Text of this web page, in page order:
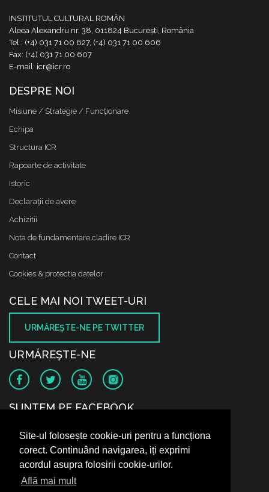
Site-ul folosește cookie-uri pentru a funcționa
corect. Continuând navigarea, iți exprimi
acordul asupra folosirii cookie-urilor.
Află mai mult
INSTITUTUL CULTURAL ROMÂN
Aleea Alexandru nr. 38, 011824 București, România
Tel.: (+4) 031 71 00 627, (+4) 031 71 00 606
Fax: (+4) 031 71 00 607
E-mail: icr@icr.ro
DESPRE NOI
Misiune / Strategie / Funcţionare
Echipa
Structura ICR
Rapoarte de activitate
Istoric
Declaraţii de avere
Achizitii
Nota de fundamentare cladire ICR
Contact
Cookies & protectia datelor
CELE MAI NOI TWEET-URI
URMĂREŞTE-NE PE TWITTER
URMĂREŞTE-NE
SUNTEM PE FACEBOOK